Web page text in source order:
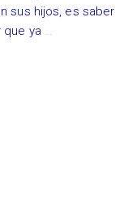
sus hijos, es saber
que ya …